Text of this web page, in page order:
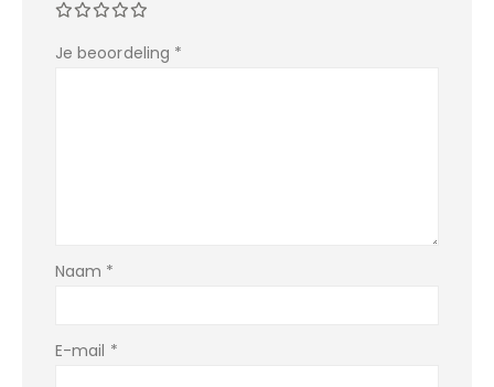
Je beoordeling *
Naam *
E-mail *